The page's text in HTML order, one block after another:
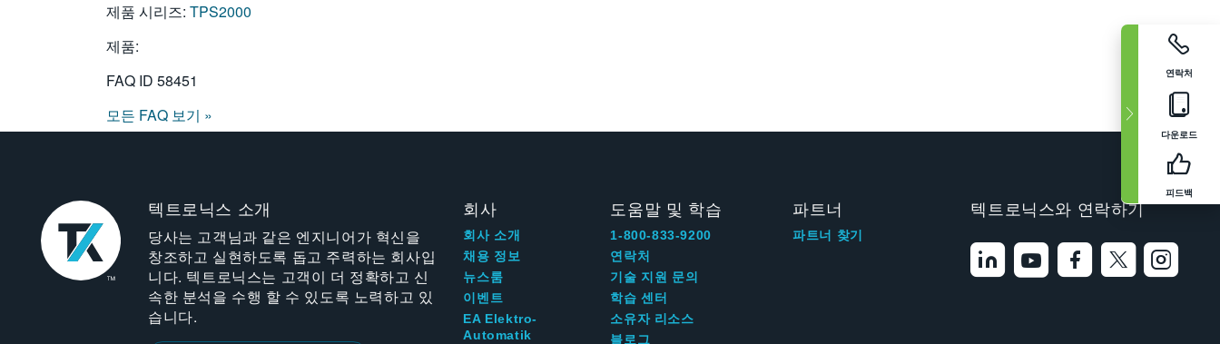
연락처
다운로드
피드백
제품 시리즈: TPS2000
제품:
FAQ ID 58451
모든 FAQ 보기 »
텍트로닉스 소개
당사는 고객님과 같은 엔지니어가 혁신을
창조하고 실현하도록 돕고 주력하는 회사입
니다. 텍트로닉스는 고객이 더 정확하고 신
속한 분석을 수행 할 수 있도록 노력하고 있
습니다.
회사
회사 소개
채용 정보
뉴스룸
이벤트
EA Elektro-
Automatik
도움말 및 학습
1-800-833-9200
연락처
기술 지원 문의
학습 센터
소유자 리소스
블로그
파트너
파트너 찾기
텍트로닉스와 연락하기